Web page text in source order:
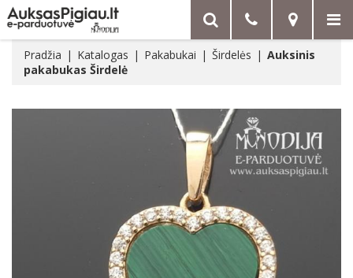
Pradžia Katalogas Pakabukai Širdelės
Auksinis
pakabukas Širdelė